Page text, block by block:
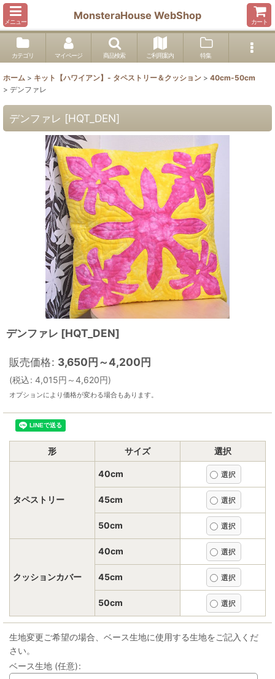
メニュー
MonsteraHouse WebShop
カート
カテゴリ マイページ 商品検索 ご利用案内 特集
ホーム > キット【ハワイアン】- タペストリー＆クッション > 40cm-50cm
> デンファレ
デンファレ [HQT_DEN]
デンファレ [HQT_DEN]
販売価格: 3,650円～4,200円
(税込: 4,015円 ～4,620円)
オプションにより価格が変わる場合もあります。
形 サイズ 選択
タペストリー
40cm
45cm
50cm
クッションカバー
40cm
45cm
50cm
生地変更ご希望の場合、ベース生地に使用する生地をご記入くだ
さい。
ベース生地 (任意):